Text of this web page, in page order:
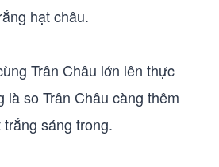
hạt châu.
Trân Châu lớn lên thực
là so Trân Châu càng thêm
trắng sáng trong.